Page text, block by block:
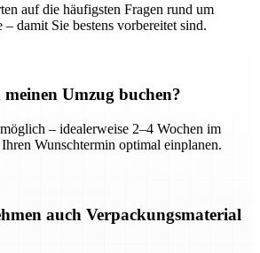
auf die häufigsten Fragen rund um
– damit Sie bestens vorbereitet sind.
Umzug buchen?
– idealerweise 2–4 Wochen im
Wunschtermin optimal einplanen.
auch Verpackungsmaterial